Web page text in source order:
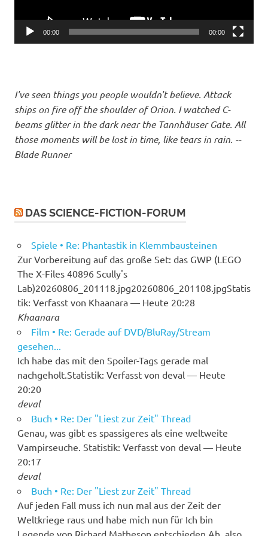
00:00 00:00
I've seen things you people wouldn't believe. Attack
ships on fire off the shoulder of Orion. I watched C-
beams glitter in the dark near the Tannhäuser Gate. All
those moments will be lost in time, like tears in rain. --
Blade Runner
DAS SCIENCE-FICTION-FORUM
Spiele • Re: Phantastik in Klemmbausteinen
Zur Vorbereitung auf das große Set: das GWP (LEGO
The X-Files 40896 Scully's
Lab)20260806_201118.jpg20260806_201108.jpgStatis
tik: Verfasst von Khaanara — Heute 20:28
Khaanara
Film • Re: Gerade auf DVD/BluRay/Stream
gesehen...
Ich habe das mit den Spoiler-Tags gerade mal
nachgeholt.Statistik: Verfasst von deval — Heute
20:20
deval
Buch • Re: Der "Liest zur Zeit" Thread
Genau, was gibt es spassigeres als eine weltweite
Vampirseuche. Statistik: Verfasst von deval — Heute
20:17
deval
Buch • Re: Der "Liest zur Zeit" Thread
Auf jeden Fall muss ich nun mal aus der Zeit der
Weltkriege raus und habe mich nun für Ich bin